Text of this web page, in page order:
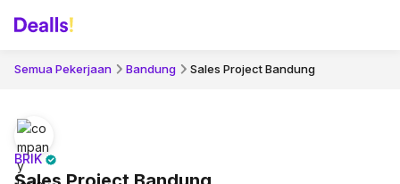
Semua Pekerjaan Bandung Sales Project Bandung
BRIK